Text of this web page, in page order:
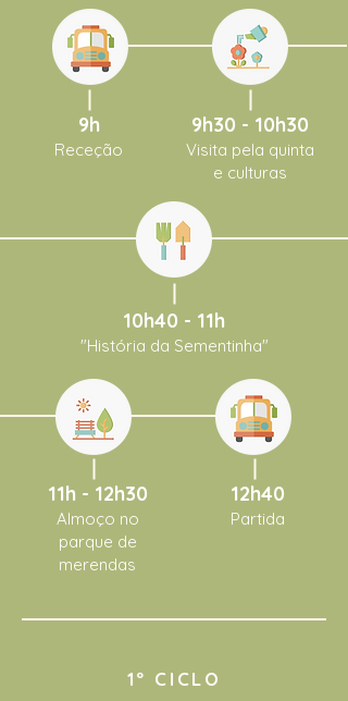
9h
Receção
9h30 - 10h30
Visita pela quinta
e culturas
10h40 - 11h
"História da Sementinha"
11h - 12h30
Almoço no
parque de
merendas
12h40
Partida
1º CICLO